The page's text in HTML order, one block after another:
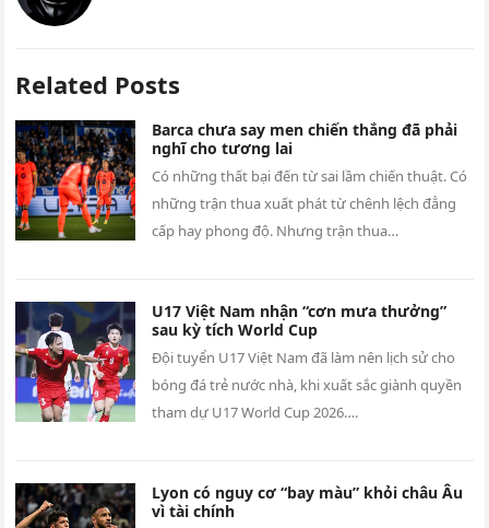
Related Posts
Barca chưa say men chiến thắng đã phải
nghĩ cho tương lai
Có những thất bại đến từ sai lầm chiến thuật. Có
những trận thua xuất phát từ chênh lệch đẳng
cấp hay phong độ. Nhưng trận thua…
U17 Việt Nam nhận “cơn mưa thưởng”
sau kỳ tích World Cup
Đội tuyển U17 Việt Nam đã làm nên lịch sử cho
bóng đá trẻ nước nhà, khi xuất sắc giành quyền
tham dự U17 World Cup 2026….
Lyon có nguy cơ “bay màu” khỏi châu Âu
vì tài chính